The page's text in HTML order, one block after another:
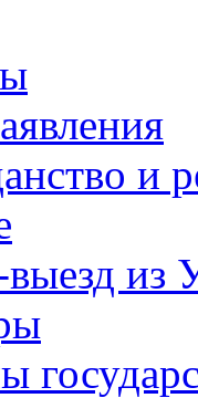
и
выезд из